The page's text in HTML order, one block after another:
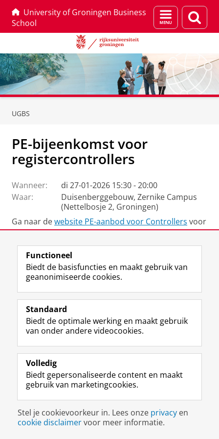
University of Groningen Business
School
Menu
en
UGBS
PE-bijeenkomst voor
registercontrollers
Wanneer:
di 27-01-2026 15:30 - 20:00
Waar:
Duisenberggebouw, Zernike Campus
(Nettelbosje 2, Groningen)
Ga naar dewebsite PE-aanbod voor Controllers voor
meer informatie en een sessieoverzicht.
Deel dit Facebook LinkedIn
Uw Business Partner: Executive onderwijs (UBGS)
Uw Business Partner: Samen onderzoeken
Uw Business Partner: Werken met studenten
Faculteit Economie en Bedrijfskunde
Disclaimer & Copyright Privacy
Functioneel
Biedt de basisfuncties en maakt gebruik van
geanonimiseerde cookies.
Standaard
Biedt de optimale werking en maakt gebruik
van onder andere videocookies.
Volledig
Biedt gepersonaliseerde content en maakt
gebruik van marketingcookies.
Stel je cookievoorkeur in. Lees onze privacy en
cookie disclaimervoor meer informatie.